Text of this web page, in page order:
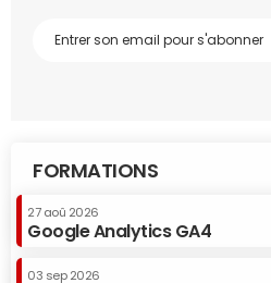
FORMATIONS
27 aoû 2026
Google Analytics GA4
03 sep 2026